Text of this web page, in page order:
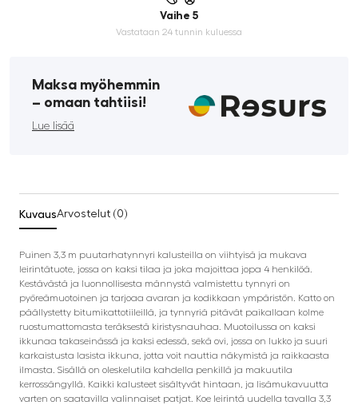
Vaihe 5
Vastataan 24 tunnin kuluessa
Maksa myöhemmin
­– omaan tahtiisi!
Lue lisää
KuvausArvostelut (0)
Puinen 3,3 m puutarhatynnyri kalusteilla on viihtyisä ja mukava
leirintätuote, jossa on kaksi tilaa ja joka majoittaa jopa 4 henkilöä.
Kestävästä ja luonnollisesta männystä valmistettu tynnyri on
pyöreämuotoinen ja tarjoaa avaran ja kodikkaan ympäristön. Katto on
päällystetty bitumikattotiileillä, ja tynnyriä pitävät paikallaan kolme
ruostumattomasta teräksestä kiristysnauhaa. Muotoilussa on kaksi
ikkunaa takaseinässä ja kaksi edessä, sekä ovi, jossa on lukko ja suuri
karkaistusta lasista ikkuna, jotta voit nauttia näkymistä ja raikkaasta
ilmasta. Sisällä on oleskelutila kahdella penkillä ja makuutila
kerrossängyllä. Kaikki kalusteet sisältyvät hintaan, ja lisämukavuutta
varten on saatavilla valinnaiset patjat. Koe leirintä uudella tavalla 3,3